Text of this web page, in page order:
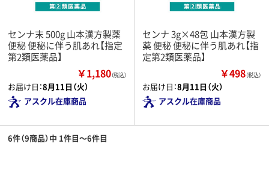
センナ末 500g 山本漢方製薬
便秘 便秘に伴う肌あれ【指定
第2類医薬品】
￥1,180（税込）
お届け日：8月11日（火）
アスクル在庫商品
センナ 3g×48包 山本漢方製
薬 便秘 便秘に伴う肌あれ【指
定第2類医薬品】
￥498（税込）
お届け日：8月11日（火）
アスクル在庫商品
6件（9商品）中 1件目～6件目